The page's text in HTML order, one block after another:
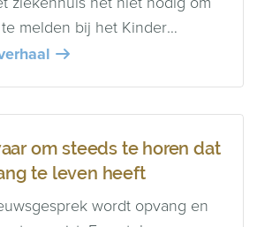
melden bij het Kinder
om steeds te horen dat
te leven heeft
wordt opvang en